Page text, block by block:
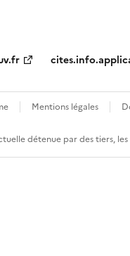
Mentions légales
détenue par des tiers,